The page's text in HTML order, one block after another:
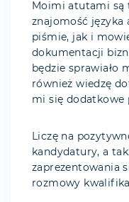
Moimi atutami są
znajomość języka
piśmie, jak i
dokumentacji
będzie sprawiało
również wiedzę
mi się dodatkowe
Liczę na
kandydatury, a
zaprezentowania
rozmowy